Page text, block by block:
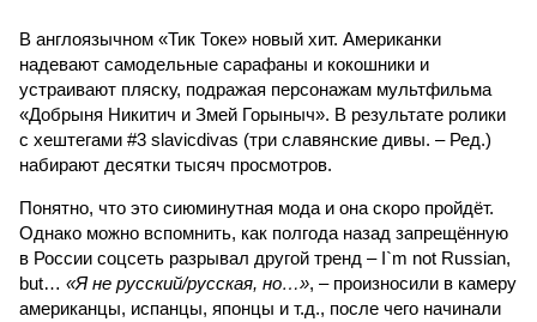
В англоязычном «Тик Токе» новый хит. Американки
надевают самодельные сарафаны и кокошники и
устраивают пляску, подражая персонажам мультфильма
«Добрыня Никитич и Змей Горыныч». В результате ролики
с хештегами #3 slavicdivas (три славянские дивы. – Ред.)
набирают десятки тысяч просмотров.
Понятно, что это сиюминутная мода и она скоро пройдёт.
Однако можно вспомнить, как полгода назад запрещённую
в России соцсеть разрывал другой тренд – I`m not Russian,
but… «Я не русский/русская, но…», – произносили в камеру
американцы, испанцы, японцы и т.д., после чего начинали